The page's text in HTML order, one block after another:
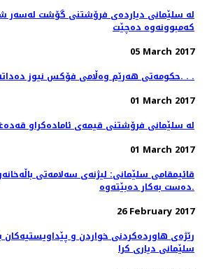
له‌ سلێمانی دیارده‌ی فرۆشتنی گۆشت له‌سه‌ر
كه‌مبوونه‌وه‌ ده‌چێت
05 March 2017
حکومەتی هەرێم وەڵامی فۆکس نیوز دەداتەوە. . .
01 March 2017
له‌ سلێمانی فرۆشتنی قیمه‌ی ئاماده‌كراو
01 March 2017
قائیمقامی سلێمانی: لیژنه‌ی سه‌لامه‌تی
ده‌ست به‌كار ده‌بێته‌وه‌.
26 February 2017
رێژه‌ی هاورده‌كردنی خواردن و پێداویستیه‌كان
سلێمانی دیاری كرا